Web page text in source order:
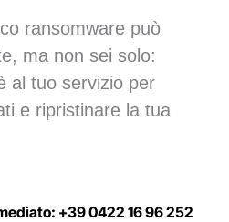
ransomware può
ma non sei solo:
al tuo servizio per
e ripristinare la tua
+39 0422 16 96 252